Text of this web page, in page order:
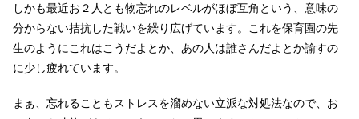
しかも最近お２人とも物忘れのレベルがほぼ互角という、意味の
分からない拮抗した戦いを繰り広げています。これを保育園の先
生のようにこれはこうだよとか、あの人は誰さんだよとか諭すの
に少し疲れています。
まぁ、忘れることもストレスを溜めない立派な対処法なので、お